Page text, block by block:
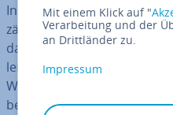
In Ihren Analysen und
zäh­len von Werten zum
das Bilden von Summen mit
leicht. Doch oft möchten
Werte zu­sam­men­zäh­len,
bestimmte Zahlen
Mit einem Klick auf "
Verarbeitung und der
an Drittländer zu.
Impressum